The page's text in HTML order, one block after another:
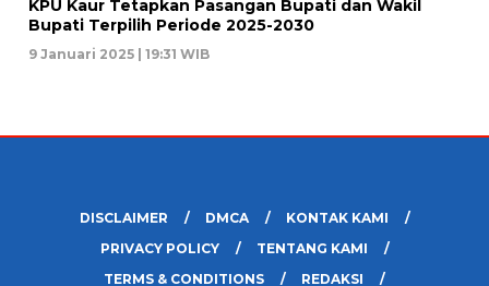
KPU Kaur Tetapkan Pasangan Bupati dan Wakil
Bupati Terpilih Periode 2025-2030
9 Januari 2025 | 19:31 WIB
DISCLAIMER DMCA
KONTAK KAMI
PRIVACY POLICY
TENTANG KAMI
TERMS & CONDITIONS
REDAKSI